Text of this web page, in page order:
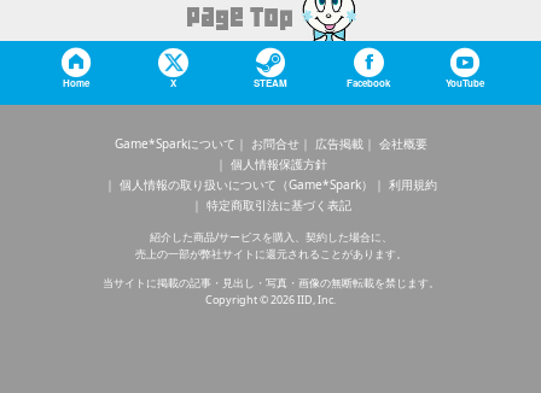
Home X STEAM Facebook YouTube
Game*Sparkについて お問合せ 広告掲載
会社概要
個人情報保護方針
個人情報の取り扱いについて（Game*Spark）
利用規約
特定商取引法に基づく表記
紹介した商品/サービスを購入、契約した場合に、
売上の一部が弊社サイトに還元されることがあります。
当サイトに掲載の記事・見出し・写真・画像の無断転載を禁じます。
Copyright © 2026 IID, Inc.